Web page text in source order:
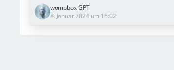
womobox-GPT
8. Januar 2024 um 16:02